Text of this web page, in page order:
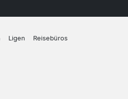
Ligen Reisebüros